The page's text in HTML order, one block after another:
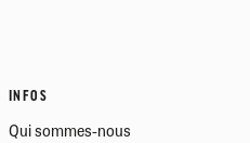
INFOS
Qui sommes-nous